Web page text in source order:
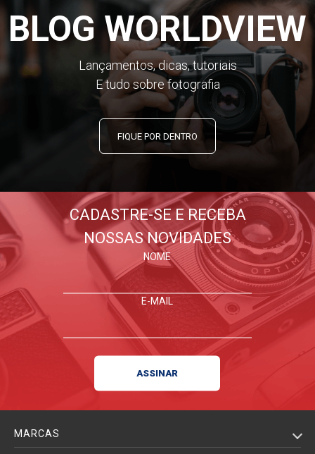
BLOG WORLDVIEW
Lançamentos, dicas, tutoriais
E tudo sobre fotografia
FIQUE POR DENTRO
CADASTRE-SE E RECEBA
NOSSAS NOVIDADES
NOME
E-MAIL
MARCAS